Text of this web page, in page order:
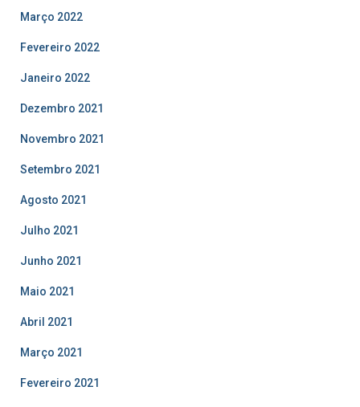
Março 2022
Fevereiro 2022
Janeiro 2022
Dezembro 2021
Novembro 2021
Setembro 2021
Agosto 2021
Julho 2021
Junho 2021
Maio 2021
Abril 2021
Março 2021
Fevereiro 2021